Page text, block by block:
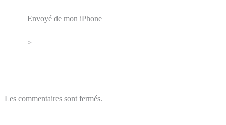
Envoyé de mon iPhone
>
Les commentaires sont fermés.